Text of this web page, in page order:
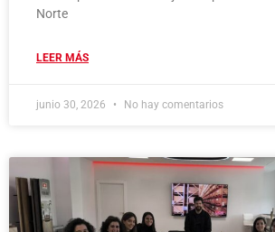
Norte
LEER MÁS
junio 30, 2026 No hay comentarios